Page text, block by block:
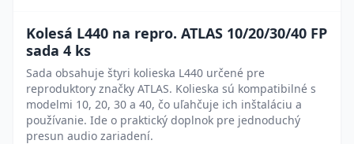
Kolesá L440 na repro. ATLAS 10/20/30/40 FP
sada 4 ks
Sada obsahuje štyri kolieska L440 určené pre
reproduktory značky ATLAS. Kolieska sú kompatibilné s
modelmi 10, 20, 30 a 40, čo uľahčuje ich inštaláciu a
používanie. Ide o praktický doplnok pre jednoduchý
presun audio zariadení.